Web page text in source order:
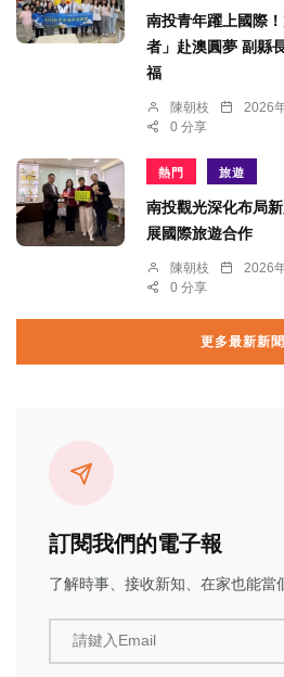
南投青年躍上國際
者」赴澳圓夢 副縣
福
陳朝枝 2026
0 分享
熱門 旅遊
南投觀光深化布局
展國際旅遊合作
陳朝枝 2026
0 分享
更多最新新聞
訂閱我們的電子報
了解時事、接收新知、在家也能當
請鍵入Email